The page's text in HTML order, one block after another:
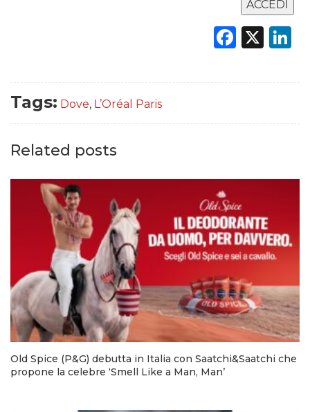
X
Tags: Dove, L’Oréal Paris
Related posts
Old Spice (P&G) debutta in Italia con Saatchi&Saatchi che
propone la celebre ‘Smell Like a Man, Man’